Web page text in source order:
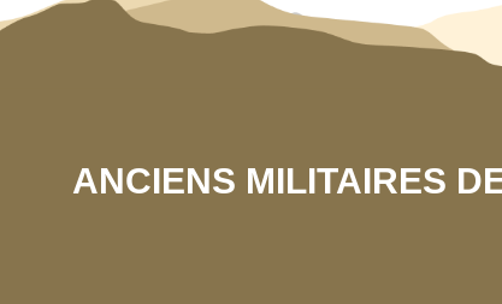
ANCIENS MILITAIRES